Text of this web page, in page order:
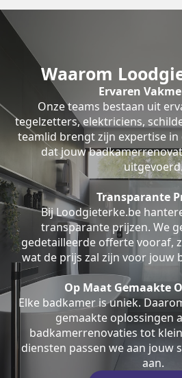
Waarom
Ervaren
Onze teams bestaan uit
tegelzetters, elektriciens,
teamlid brengt zijn expertise
dat jouw
Transparante
Bij Loodgieterke.be
transparante prijzen. We
gedetailleerde offerte vooraf,
wat de prijs zal zijn voor jouw
Op Maat Gemaakte
Elke badkamer is uniek.
gemaakte oplossingen
badkamerrenovaties tot
diensten passen we aan jouw
aan.